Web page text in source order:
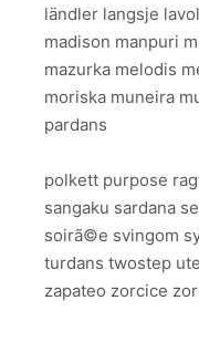
ländler langsje
madison manpuri
mazurka melodis
moriska muneira
pardans
polkett purpose
sangaku sardana
soirã©e svingom
turdans twostep
zapateo zorcice